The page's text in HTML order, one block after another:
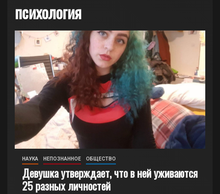
психология
НАУКА НЕПОЗНАННОЕ ОБЩЕСТВО
Девушка утверждает, что в ней уживаются
25 разных личностей